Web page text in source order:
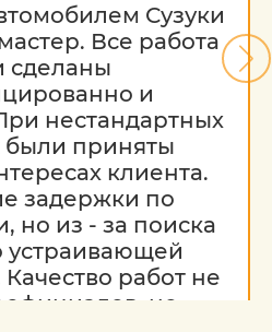
Сузуки
Все работа
сделаны
и
нестандартных
были приняты
клиента.
задержки по
но из - за поиска
устраивающей
работ не
официалов, но